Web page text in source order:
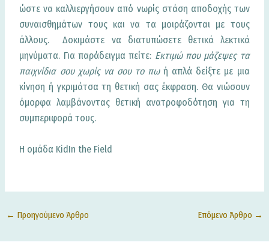
ώστε να καλλιεργήσουν από νωρίς στάση αποδοχής των
συναισθημάτων τους και να τα μοιράζονται με τους
άλλους. Δοκιμάστε να διατυπώσετε θετικά λεκτικά
μηνύματα. Για παράδειγμα πείτε: Εκτιμώ που μάζεψες τα
παιχνίδια σου χωρίς να σου το πωή απλά δείξτε με μια
κίνηση ή γκριμάτσα τη θετική σας έκφραση. Θα νιώσουν
όμορφα λαμβάνοντας θετική ανατροφοδότηση για τη
συμπεριφορά τους.
Η ομάδα KidIn the Field
← Προηγούμενο Άρθρο Επόμενο Άρθρο →